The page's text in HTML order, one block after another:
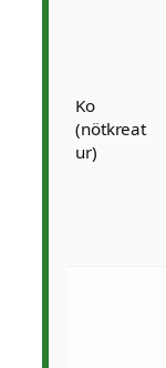
Ko
(nötkreat
ur)